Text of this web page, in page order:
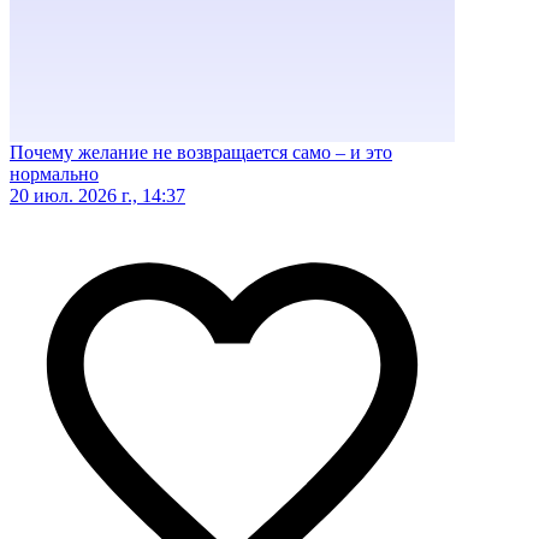
Почему желание не возвращается само – и это
нормально
20 июл. 2026 г., 14:37